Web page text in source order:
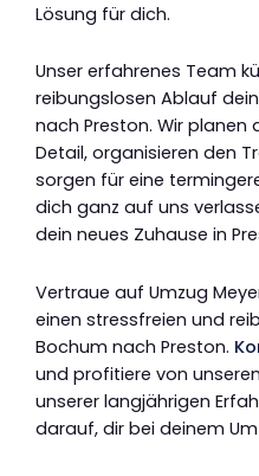
Lösung für dich.
Unser erfahrenes Team
reibungslosen Ablauf
nach Preston. Wir planen
Detail, organisieren den
sorgen für eine
dich ganz auf uns
dein neues Zuhause in
Vertraue auf Umzug
einen stressfreien und
Bochum nach Preston.
und profitiere von
unserer langjährigen
darauf, dir bei deinem